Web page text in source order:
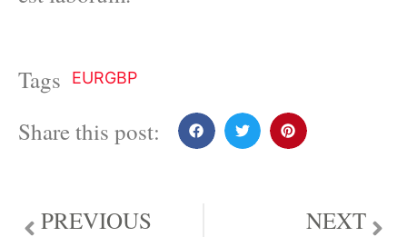
Tags EURGBP
Share this post:
PREVIOUS NEXT